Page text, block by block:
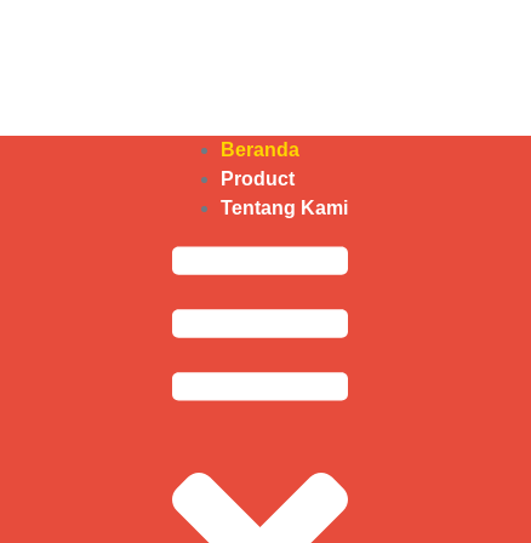
Beranda
Product
Tentang Kami